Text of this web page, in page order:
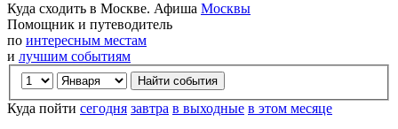
Куда сходить в Москве. Афиша Москвы
Помощник и путеводитель
по интересным местам
и лучшим событиям
Куда пойти сегодня завтра в выходные в этом месяце